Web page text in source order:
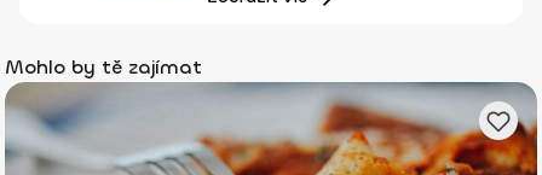
Mohlo by tě zajímat